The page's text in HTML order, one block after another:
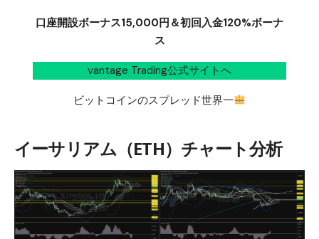
口座開設ボーナス15,000円＆初回入金120%ボーナ
ス
vantage Trading公式サイトへ
ビットコインのスプレッド世界一
イーサリアム（ETH）チャート分析